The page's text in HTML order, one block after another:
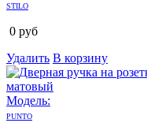
STILO
0 руб
Удалить В корзину
Модель:
PUNTO